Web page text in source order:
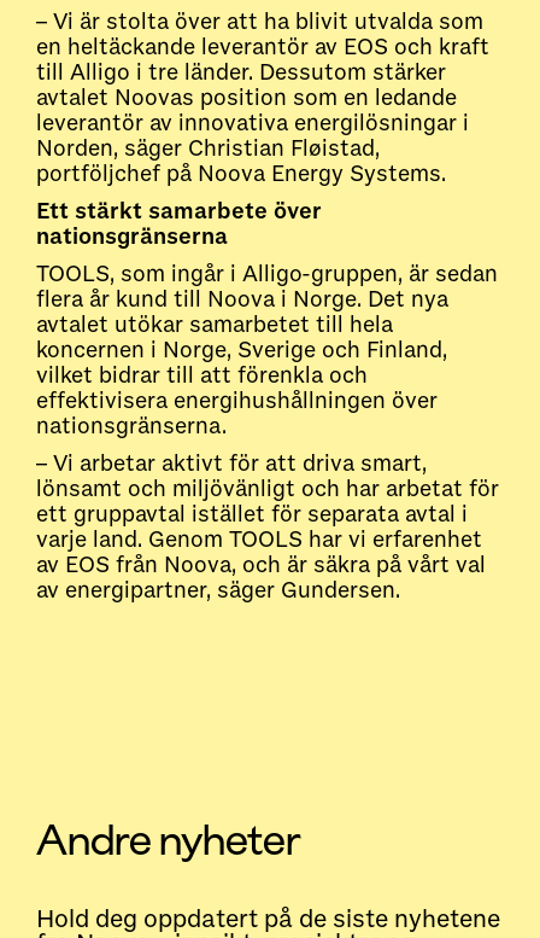
– Vi är stolta över att ha blivit utvalda som
en heltäckande leverantör av EOS och kraft
till Alligo i tre länder. Dessutom stärker
avtalet Noovas position som en ledande
leverantör av innovativa energilösningar i
Norden, säger Christian Fløistad,
portföljchef på Noova Energy Systems.
Ett stärkt samarbete över
nationsgränserna
TOOLS, som ingår i Alligo-gruppen, är sedan
flera år kund till Noova i Norge. Det nya
avtalet utökar samarbetet till hela
koncernen i Norge, Sverige och Finland,
vilket bidrar till att förenkla och
effektivisera energihushållningen över
nationsgränserna.
– Vi arbetar aktivt för att driva smart,
lönsamt och miljövänligt och har arbetat för
ett gruppavtal istället för separata avtal i
varje land. Genom TOOLS har vi erfarenhet
av EOS från Noova, och är säkra på vårt val
av energipartner, säger Gundersen.
Andre nyheter
Hold deg oppdatert på de siste nyhetene